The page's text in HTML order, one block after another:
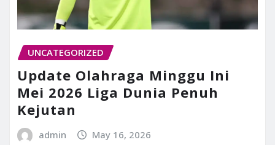
UNCATEGORIZED
Update Olahraga Minggu Ini
Mei 2026 Liga Dunia Penuh
Kejutan
admin May 16, 2026